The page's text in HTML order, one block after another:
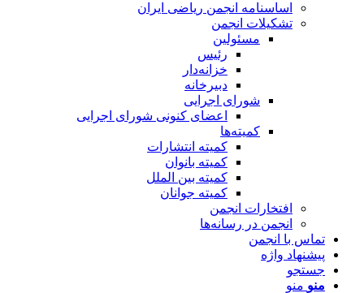
اساسنامه انجمن ریاضی ایران
تشکیلات انجمن
مسئولین
رئیس
خزانه‌دار
دبیرخانه
شورای اجرایی
اعضای کنونی شورای اجرایی
کمیته‌ها
کمیته انتشارات
کمیته بانوان
کمیته بین الملل
کمیته جوانان
افتخارات انجمن
انجمن در رسانه‌ها
تماس با انجمن
پیشنهاد واژه
جستجو
منو منو